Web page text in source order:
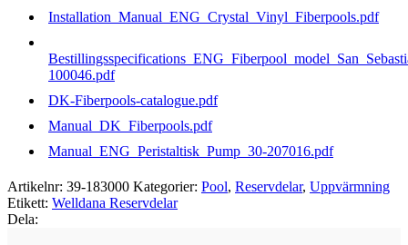
Installation_Manual_ENG_Crystal_Vinyl_Fiberpools.pdf
100046.pdf
DK-Fiberpools-catalogue.pdf
Manual_DK_Fiberpools.pdf
Manual_ENG_Peristaltisk_Pump_30-207016.pdf
Artikelnr: 39-183000 Kategorier: Pool, Reservdelar, Uppvärmning
Etikett: Welldana Reservdelar
Dela: